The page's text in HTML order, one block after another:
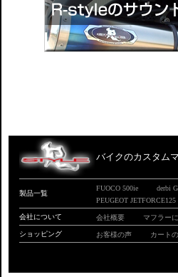
バイクのカスタム
製品一覧
FUOCO 500ie
derbi
PEUGEOT JETFORCE125
会社について 会社概要 マフラー
ショッピング お客様の声 カート